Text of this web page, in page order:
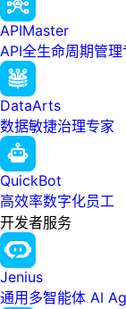
APIMaster
API全生命周期管理
DataArts
数据敏捷治理专家
QuickBot
高效率数字化员工
开发者服务
Jenius
通用多智能体 AI